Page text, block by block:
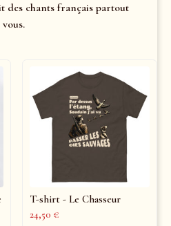
des chants français partout
vous.
T-shirt - Le Chasseur
24,50 €